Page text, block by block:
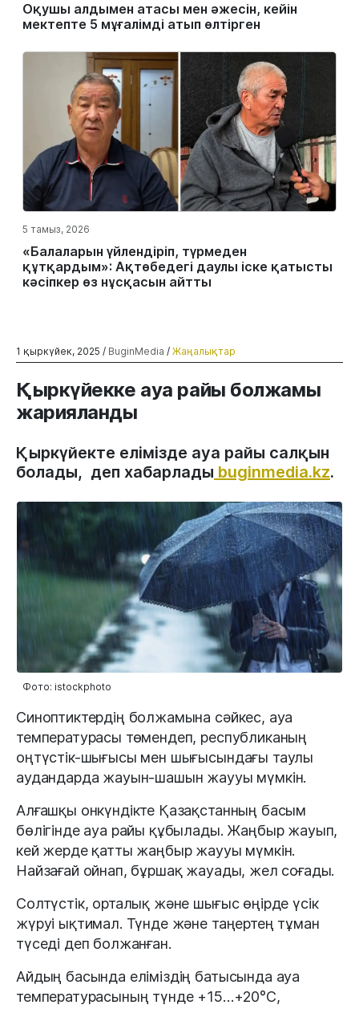
Оқушы алдымен атасы мен әжесін, кейін
мектепте 5 мұғалімді атып өлтірген
5 тамыз, 2026
«Балаларын үйлендіріп, түрмеден
құтқардым»: Ақтөбедегі даулы іске қатысты
кәсіпкер өз нұсқасын айтты
1 қыркүйек, 2025 / BuginMedia / Жаңалықтар
Қыркүйекке ауа райы болжамы
жарияланды
Қыркүйекте елімізде ауа райы салқын
болады, деп хабарлады buginmedia.kz.
Фото: istockphoto
Синоптиктердің болжамына сәйкес, ауа
температурасы төмендеп, республиканың
оңтүстік-шығысы мен шығысындағы таулы
аудандарда жауын-шашын жаууы мүмкін.
Алғашқы онкүндікте Қазақстанның басым
бөлігінде ауа райы құбылады. Жаңбыр жауып,
кей жерде қатты жаңбыр жаууы мүмкін.
Найзағай ойнап, бұршақ жауады, жел соғады.
Солтүстік, орталық және шығыс өңірде үсік
жүруі ықтимал. Түнде және таңертең тұман
түседі деп болжанған.
Айдың басында еліміздің батысында ауа
температурасының түнде +15…+20°С,